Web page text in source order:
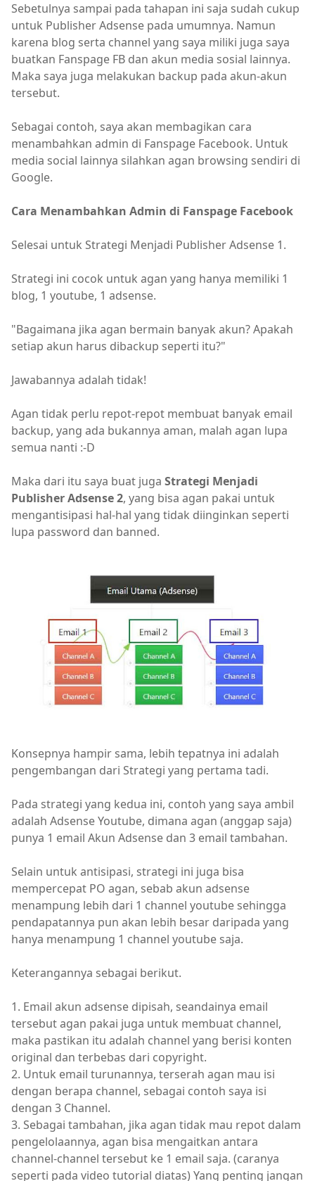
Sebetulnya sampai pada tahapan ini saja sudah cukup
untuk Publisher Adsense pada umumnya. Namun
karena blog serta channel yang saya miliki juga saya
buatkan Fanspage FB dan akun media sosial lainnya.
Maka saya juga melakukan backup pada akun-akun
tersebut.
Sebagai contoh, saya akan membagikan cara
menambahkan admin di Fanspage Facebook. Untuk
media social lainnya silahkan agan browsing sendiri di
Google.
Cara Menambahkan Admin di Fanspage Facebook
Selesai untuk Strategi Menjadi Publisher Adsense 1.
Strategi ini cocok untuk agan yang hanya memiliki 1
blog, 1 youtube, 1 adsense.
"Bagaimana jika agan bermain banyak akun? Apakah
setiap akun harus dibackup seperti itu?"
Jawabannya adalah tidak!
Agan tidak perlu repot-repot membuat banyak email
backup, yang ada bukannya aman, malah agan lupa
semua nanti :-D
Maka dari itu saya buat juga Strategi Menjadi
Publisher Adsense 2, yang bisa agan pakai untuk
mengantisipasi hal-hal yang tidak diinginkan seperti
lupa password dan banned.
Konsepnya hampir sama, lebih tepatnya ini adalah
pengembangan dari Strategi yang pertama tadi.
Pada strategi yang kedua ini, contoh yang saya ambil
adalah Adsense Youtube, dimana agan (anggap saja)
punya 1 email Akun Adsense dan 3 email tambahan.
Selain untuk antisipasi, strategi ini juga bisa
mempercepat PO agan, sebab akun adsense
menampung lebih dari 1 channel youtube sehingga
pendapatannya pun akan lebih besar daripada yang
hanya menampung 1 channel youtube saja.
Keterangannya sebagai berikut.
1. Email akun adsense dipisah, seandainya email
tersebut agan pakai juga untuk membuat channel,
maka pastikan itu adalah channel yang berisi konten
original dan terbebas dari copyright.
2. Untuk email turunannya, terserah agan mau isi
dengan berapa channel, sebagai contoh saya isi
dengan 3 Channel.
3. Sebagai tambahan, jika agan tidak mau repot dalam
pengelolaannya, agan bisa mengaitkan antara
channel-channel tersebut ke 1 email saja. (caranya
seperti pada video tutorial diatas) Yang penting jangan